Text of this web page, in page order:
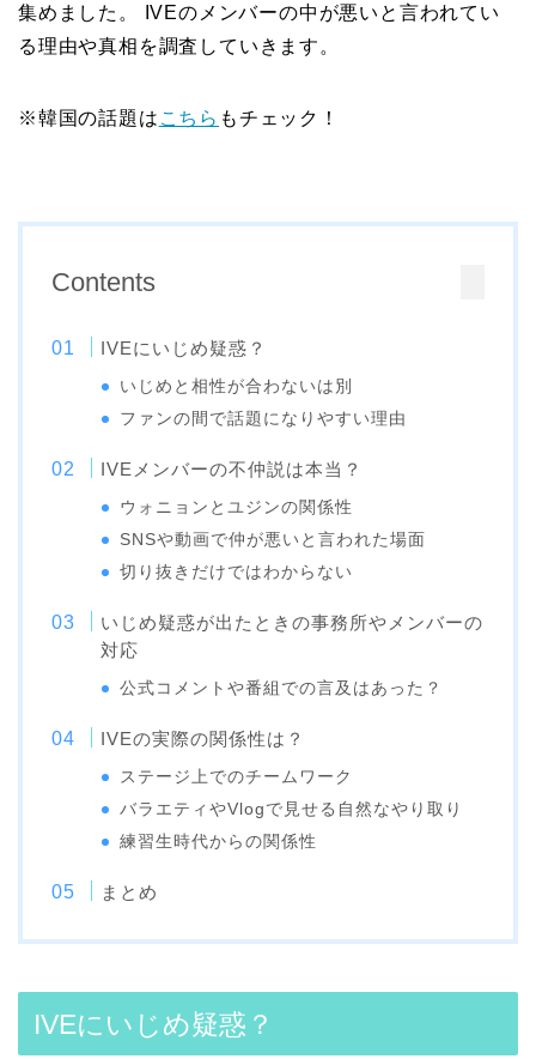
集めました。 IVEのメンバーの中が悪いと言われてい
る理由や真相を調査していきます。
※韓国の話題は こちら もチェック！
Contents
IVEにいじめ疑惑？
いじめと相性が合わないは別
ファンの間で話題になりやすい理由
IVEメンバーの不仲説は本当？
ウォニョンとユジンの関係性
SNSや動画で仲が悪いと言われた場面
切り抜きだけではわからない
いじめ疑惑が出たときの事務所やメンバーの
対応
公式コメントや番組での言及はあった？
IVEの実際の関係性は？
ステージ上でのチームワーク
バラエティやVlogで見せる自然なやり取り
練習生時代からの関係性
まとめ
IVEにいじめ疑惑？